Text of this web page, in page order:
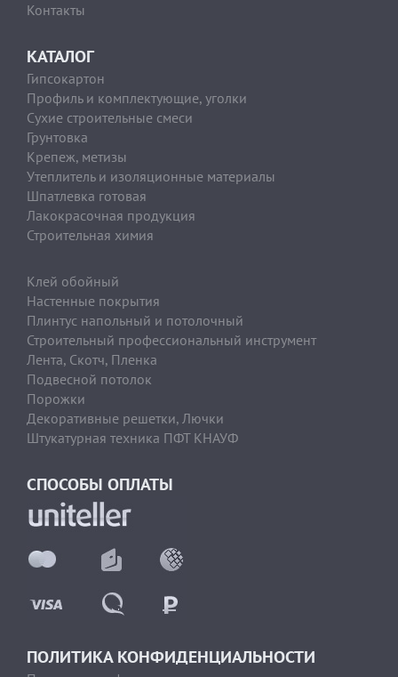
Контакты
КАТАЛОГ
Гипсокартон
Профиль и комплектующие, уголки
Сухие строительные смеси
Грунтовка
Крепеж, метизы
Утеплитель и изоляционные материалы
Шпатлевка готовая
Лакокрасочная продукция
Строительная химия
Клей обойный
Настенные покрытия
Плинтус напольный и потолочный
Строительный профессиональный инструмент
Лента, Скотч, Пленка
Подвесной потолок
Порожки
Декоративные решетки, Лючки
Штукатурная техника ПФТ КНАУФ
СПОСОБЫ ОПЛАТЫ
ПОЛИТИКА КОНФИДЕНЦИАЛЬНОСТИ